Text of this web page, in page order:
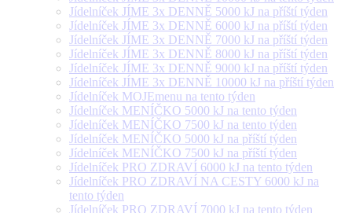
Jídelníček JÍME 3x DENNĚ 5000 kJ na příští týden
Jídelníček JÍME 3x DENNĚ 6000 kJ na příští týden
Jídelníček JÍME 3x DENNĚ 7000 kJ na příští týden
Jídelníček JÍME 3x DENNĚ 8000 kJ na příští týden
Jídelníček JÍME 3x DENNĚ 9000 kJ na příští týden
Jídelníček JÍME 3x DENNĚ 10000 kJ na příští týden
Jídelníček MOJEmenu na tento týden
Jídelníček MENÍČKO 5000 kJ na tento týden
Jídelníček MENÍČKO 7500 kJ na tento týden
Jídelníček MENÍČKO 5000 kJ na příští týden
Jídelníček MENÍČKO 7500 kJ na příští týden
Jídelníček PRO ZDRAVÍ 6000 kJ na tento týden
Jídelníček PRO ZDRAVÍ NA CESTY 6000 kJ na
tento týden
Jídelníček PRO ZDRAVÍ 7000 kJ na tento týden